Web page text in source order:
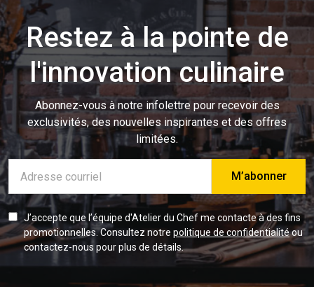
Restez à la pointe de
l'innovation culinaire
Abonnez-vous à notre infolettre pour recevoir des
exclusivités, des nouvelles inspirantes et des offres
limitées.
mail
J’accepte que l’équipe d'Atelier du Chef me contacte à des fins
promotionnelles. Consultez notre politique de confidentialitéou
contactez-nous pour plus de détails.